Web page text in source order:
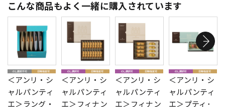
こんな商品もよく一緒に購入されています
＜アンリ・シ
ャルパンティ
エ＞ラング・
＜アンリ・シ
ャルパンティ
エ＞フィナン
＜アンリ・シ
ャルパンティ
エ＞フィナン
＜アンリ・シ
ャルパンティ
エ＞プティ･